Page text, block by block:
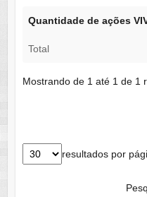
Quantidade de ações
Total
Mostrando de 1 até 1 de 1
resultados por